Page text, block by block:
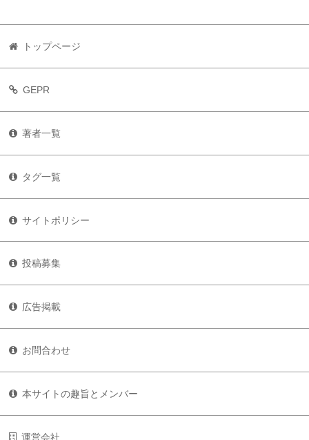
トップページ
GEPR
著者一覧
タグ一覧
サイトポリシー
投稿募集
広告掲載
お問合わせ
本サイトの趣旨とメンバー
運営会社